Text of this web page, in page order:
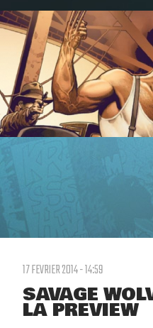
17 FEVRIER 2014 - 14:59
SAVAGE
LA PREVIEW